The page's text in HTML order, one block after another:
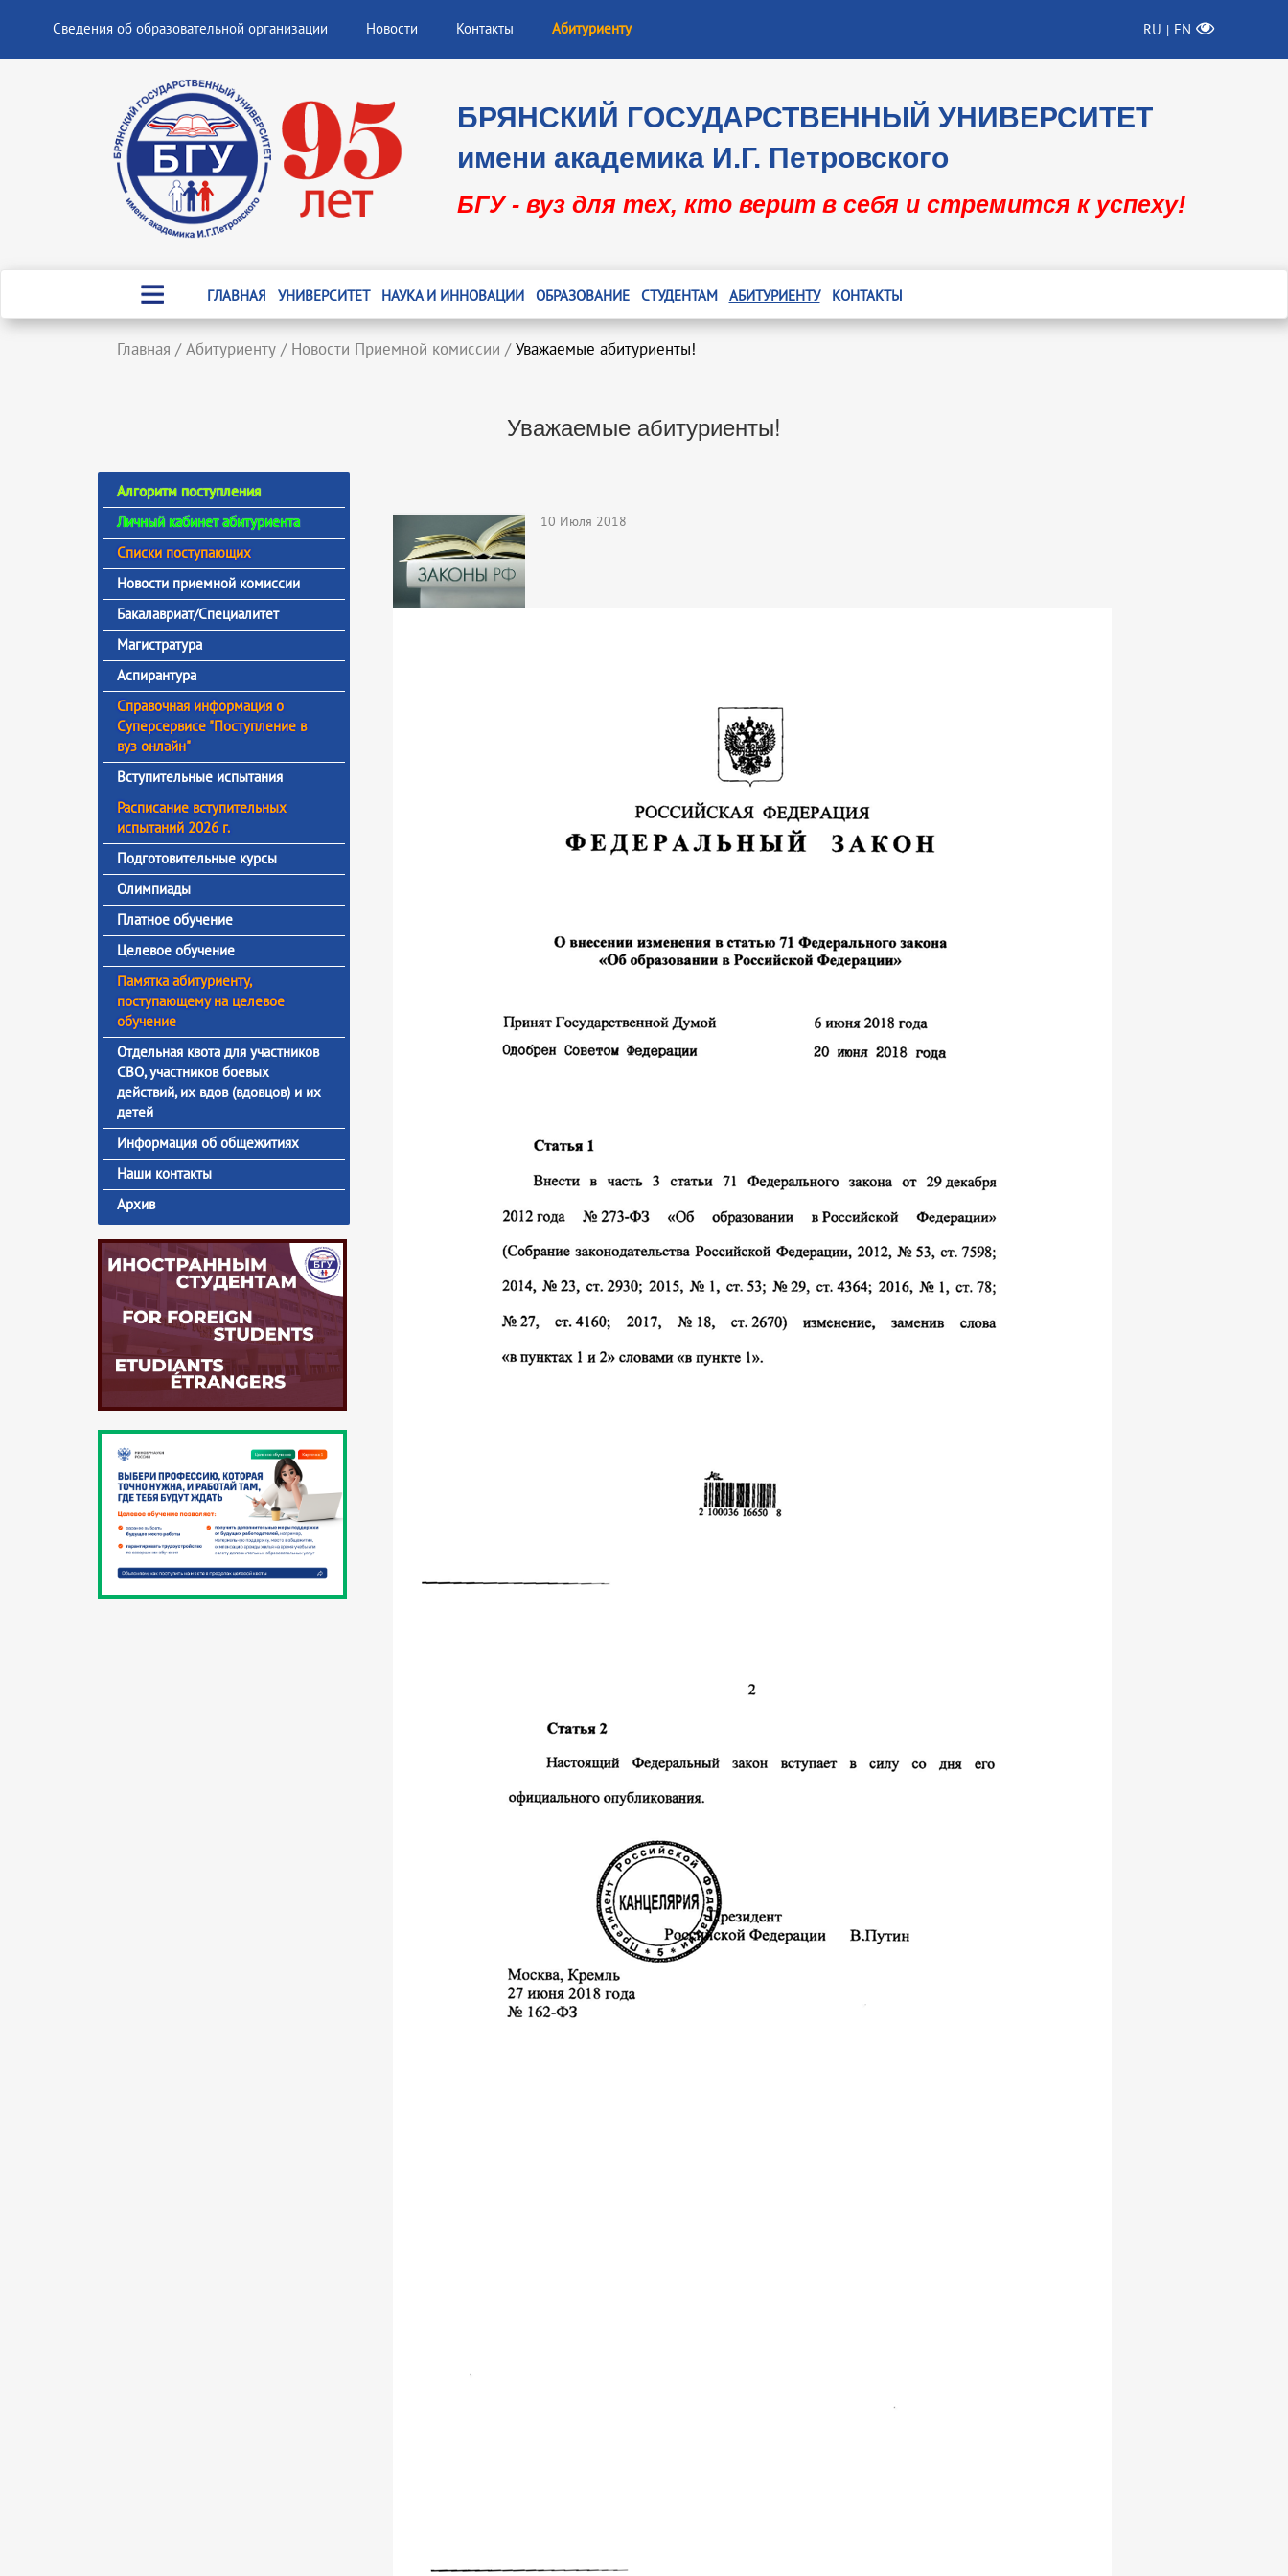
Сведения об образовательной организации Новости Контакты Абитуриенту RU | EN
БРЯНСКИЙ ГОСУДАРСТВЕННЫЙ УНИВЕРСИТЕТ
имени академика И.Г. Петровского
БГУ - вуз для тех, кто верит в себя и стремится к успеху!
ГЛАВНАЯ УНИВЕРСИТЕТ НАУКА И ИННОВАЦИИ ОБРАЗОВАНИЕ СТУДЕНТАМ АБИТУРИЕНТУ КОНТАКТЫ
Главная / Абитуриенту / Новости Приемной комиссии / Уважаемые абитуриенты!
Уважаемые абитуриенты!
Алгоритм поступления
Личный кабинет абитуриента
Списки поступающих
Новости приемной комиссии
Бакалавриат/Специалитет
Магистратура
Аспирантура
Справочная информация о
Суперсервисе "Поступление в
вуз онлайн"
Вступительные испытания
Расписание вступительных
испытаний 2026 г.
Подготовительные курсы
Олимпиады
Платное обучение
Целевое обучение
Памятка абитуриенту,
поступающему на целевое
обучение
Отдельная квота для участников
СВО, участников боевых
действий, их вдов (вдовцов) и их
детей
Информация об общежитиях
Наши контакты
Архив
10 Июля 2018